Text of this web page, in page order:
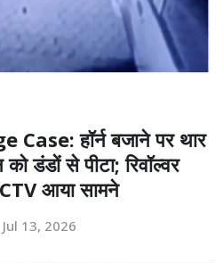
हॉर्न बजाने पर थार
डंडों से पीटा; रिवॉल्वर
आया सामने
Jul 13, 2026